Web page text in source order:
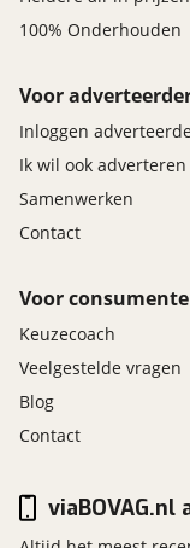
100% Onderhouden
Voor
Inloggen
Ik wil ook adverteren
Samenwerken
Contact
Voor
Keuzecoach
Veelgestelde vragen
Blog
Contact
viaBOVAG.nl